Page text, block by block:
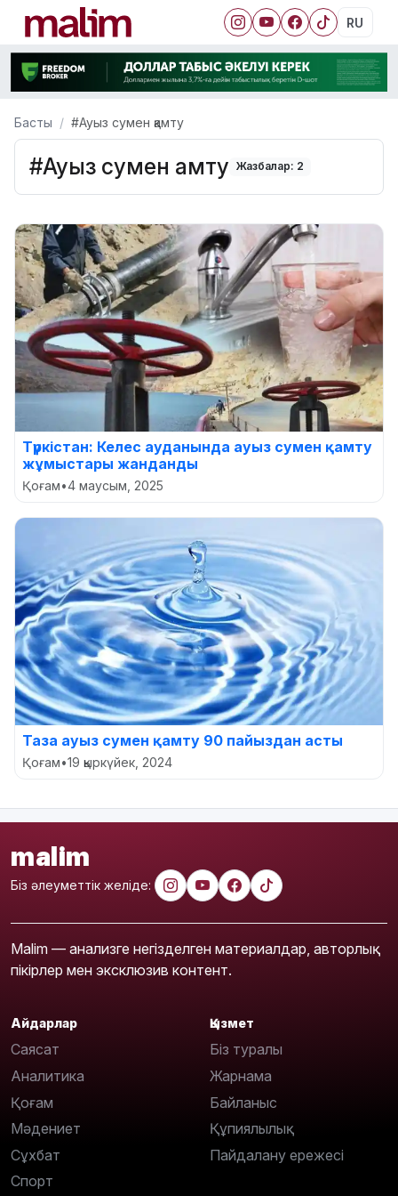
RU
Басты #Ауыз сумен қамту
#Ауыз сумен қамту Жазбалар: 2
Түркістан: Келес ауданында ауыз сумен қамту
жұмыстары жанданды
Қоғам•4 маусым, 2025
Таза ауыз сумен қамту 90 пайыздан асты
Қоғам•19 қыркүйек, 2024
malim
Біз әлеуметтік желіде:
Malim — анализге негізделген материалдар, авторлық
пікірлер мен эксклюзив контент.
Айдарлар
Саясат
Аналитика
Қоғам
Мәдениет
Сұхбат
Спорт
Қызмет
Біз туралы
Жарнама
Байланыс
Құпиялылық
Пайдалану ережесі